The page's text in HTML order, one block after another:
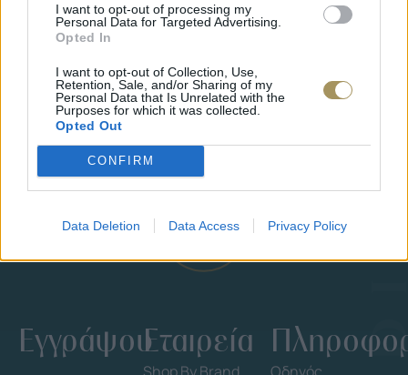
I want to opt-out of processing my
Personal Data for Targeted Advertising.
Opted In
I want to opt-out of Collection, Use,
Retention, Sale, and/or Sharing of my
Personal Data that Is Unrelated with the
Purposes for which it was collected.
Opted Out
CONFIRM
Data Deletion Data Access Privacy Policy
HUGO BOSS ΣΤΥΛΌ
ROLLERBALL PEN HSN2544J
66€
129
ΕγγράψουΕταιρεία